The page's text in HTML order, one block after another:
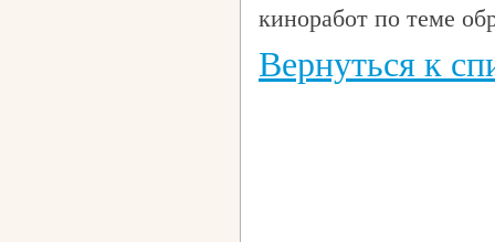
киноработ по теме
Вернуться к